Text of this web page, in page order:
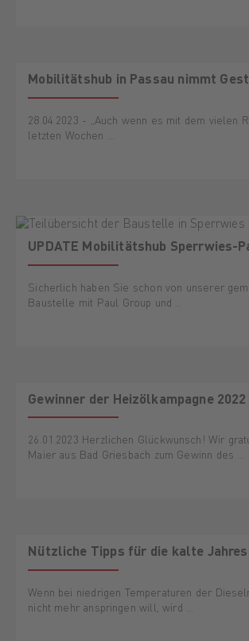
Mobilitätshub in Passau nimmt
28.04.2023 - „Auch wenn es mit dem vielen
letzten Wochen …
UPDATE Mobilitätshub Sperrwies-
Sicherlich haben Sie schon von unserer
Baustelle mit Paul Group und …
Gewinner der Heizölkampagne 2022
26.01.2023 Herzlichen Glückwunsch! Wir
Maier aus Bad Griesbach zum Gewinn des …
Nützliche Tipps für die kalte
Wenn bei niedrigen Temperaturen der
nicht mehr anspringen will, wird …